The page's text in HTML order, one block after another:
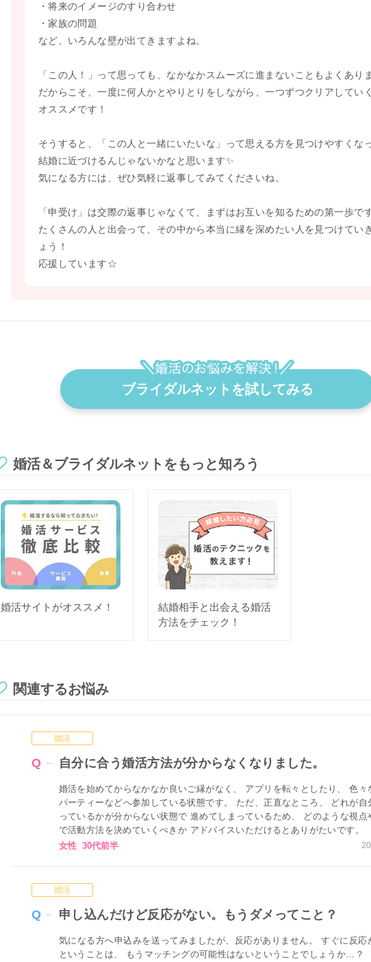
・将来のイメージのすり合わせ
・家族の問題
など、いろんな壁が出てきますよね。
「この人！」って思っても、なかなかスムーズに進まないこともよくあり
だからこそ、一度に何人かとやりとりをしながら、一つずつクリアしてい
オススメです！
そうすると、「この人と一緒にいたいな」って思える方を見つけやすくなっ
結婚に近づけるんじゃないかなと思います✨
気になる方には、ぜひ気軽に返事してみてくださいね。
「申受け」は交際の返事じゃなくて、まずはお互いを知るための第一歩です
たくさんの人と出会って、その中から本当に縁を深めたい人を見つけてい
ょう！
応援しています☆
ブライダルネットを試してみる
婚活＆ブライダルネットをもっと知ろう
婚活サイトがオススメ！
結婚相手と出会える婚活
方法をチェック！
関連するお悩み
婚活
自分に合う婚活方法が分からなくなりました。
婚活を始めてからなかなか良いご縁がなく、 アプリを転々としたり、 色々
パーティーなどへ参加している状態です。 ただ、正直なところ、 どれが自
っているかが分からない状態で 進めてしまっているため、 どのような視点
で活動方法を決めていくべきか アドバイスいただけるとありがたいです。
女性 30代前半
婚活
申し込んだけど反応がない。もうダメってこと？
気になる方へ申込みを送ってみましたが、反応がありません。 すぐに反応
ということは、 もうマッチングの可能性はないということでしょうか…？